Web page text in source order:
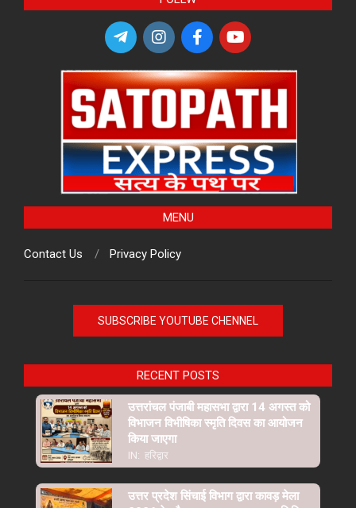
MENU
Contact Us Privacy Policy
SUBSCRIBE YOUTUBE CHENNEL
RECENT POSTS
उत्तरांचल पंजाबी महासभा द्वारा 14 अगस्त को
विभाजन विभीषिका स्मृति दिवस का आयोजन
किया जाएगा
IN: हरिद्वार
उत्तर प्रदेश सिंचाई विभाग द्वारा कावड़ मेला